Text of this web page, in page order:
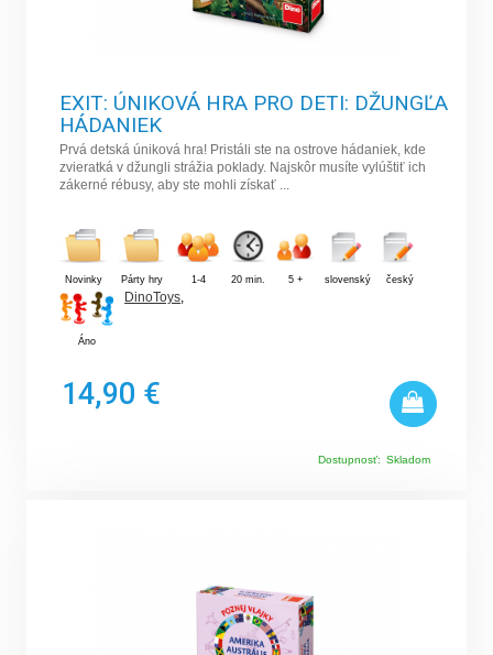
EXIT: ÚNIKOVÁ HRA PRO DETI: DŽUNGĽA
HÁDANIEK
Prvá detská úniková hra! Pristáli ste na ostrove hádaniek, kde
zvieratká v džungli strážia poklady. Najskôr musíte vylúštiť ich
zákerné rébusy, aby ste mohli získať ...
Novinky Párty hry 1-4 20 min. 5 + slovenský český
Áno
DinoToys
14,90 €
Dostupnosť: Skladom